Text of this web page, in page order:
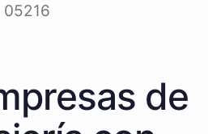
05216
de